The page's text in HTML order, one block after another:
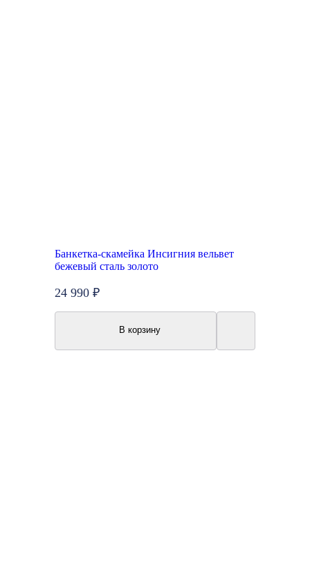
Банкетка-скамейка Инсигния вельвет
бежевый сталь золото
24 990 ₽
В корзину